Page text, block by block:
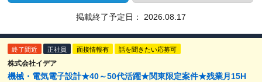
掲載終了予定日： 2026.08.17
終了間近 正社員 面接情報有 話を聞きたい応募可
株式会社イデア
機械・電気電子設計★40～50代活躍★関東限定案件★残業月15H